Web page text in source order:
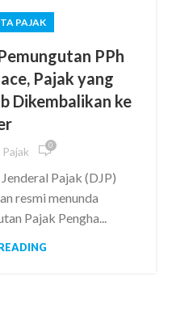
PAJAK
PPh
Pajak yang
Dikembalikan ke
0
Pajak (DJP)
resmi menunda
Pajak Pengha...